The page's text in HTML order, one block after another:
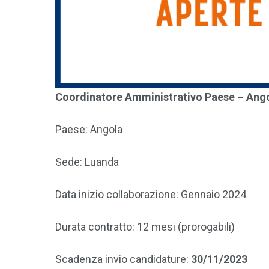
Coordinatore Amministrativo Paese –
Paese: Angola
Sede: Luanda
Data inizio collaborazione: Gennaio 2024
Durata contratto: 12 mesi (prorogabili)
Scadenza invio candidature: 30/11/2023